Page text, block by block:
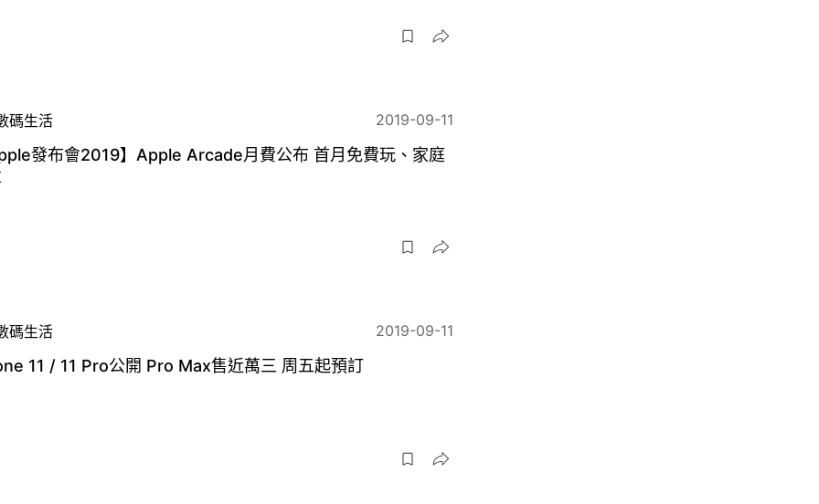
碼生活 2019-09-11
發布會2019】Apple Arcade月費公布 首月免費玩、家庭
碼生活 2019-09-11
11 / 11 Pro公開 Pro Max售近萬三 周五起預訂